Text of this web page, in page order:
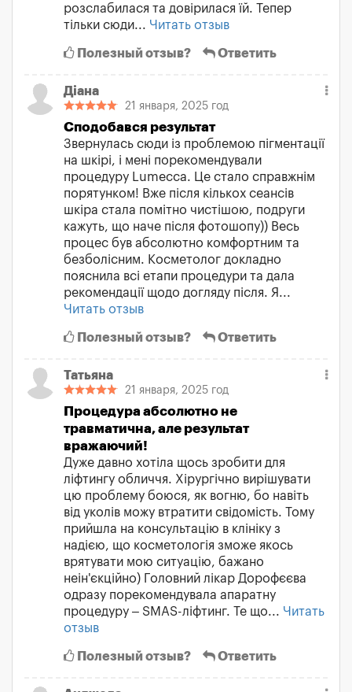
розслабилася та довірилася їй. Тепер
тільки сюди... Читать отзыв
Полезный отзыв? Ответить
Діана
21 января, 2025 год
Сподобався результат
Звернулась сюди із проблемою пігментації
на шкірі, і мені порекомендували
процедуру Lumecca. Це стало справжнім
порятунком! Вже після кількох сеансів
шкіра стала помітно чистішою, подруги
кажуть, що наче після фотошопу)) Весь
процес був абсолютно комфортним та
безболісним. Косметолог докладно
пояснила всі етапи процедури та дала
рекомендації щодо догляду після. Я...
Читать отзыв
Полезный отзыв? Ответить
Татьяна
21 января, 2025 год
Процедура абсолютно не
травматична, але результат
вражаючий!
Дуже давно хотіла щось зробити для
ліфтингу обличчя. Хірургічно вирішувати
цю проблему боюся, як вогню, бо навіть
від уколів можу втратити свідомість. Тому
прийшла на консультацію в клініку з
надією, що косметологія зможе якось
врятувати мою ситуацію, бажано
неін'єкційно) Головний лікар Дорофєєва
одразу порекомендувала апаратну
процедуру – SMAS-ліфтинг. Те що... Читать
отзыв
Полезный отзыв? Ответить